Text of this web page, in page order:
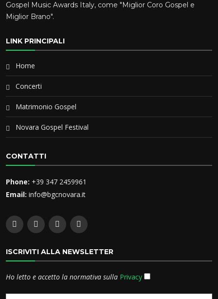
Gospel Music Awards Italy, come "Miglior Coro Gospel e
Miglior Brano".
LINK PRINCIPALI
Home
Concerti
Matrimonio Gospel
Novara Gospel Festival
CONTATTI
Phone: +39 347 2459961
Email: info@bgcnovara.it
ISCRIVITI ALLA NEWSLETTER
Ho letto e accetto la normativa sulla Privacy